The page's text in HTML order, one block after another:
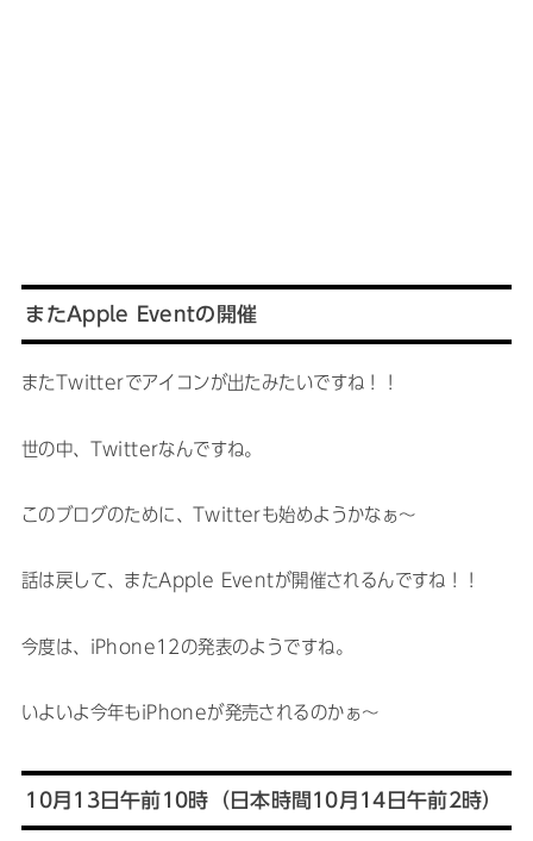
またApple Eventの開催
またTwitterでアイコンが出たみたいですね！！
世の中、Twitterなんですね。
このブログのために、Twitterも始めようかなぁ〜
話は戻して、またApple Eventが開催されるんですね！！
今度は、iPhone12の発表のようですね。
いよいよ今年もiPhoneが発売されるのかぁ〜
10月13日午前10時（日本時間10月14日午前2時）